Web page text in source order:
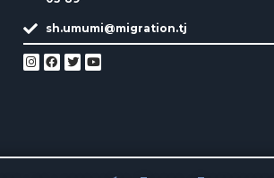
sh.umumi@migration.tj